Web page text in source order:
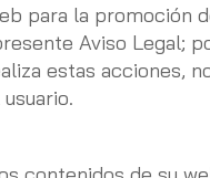
para la
Aviso Legal;
estas acciones,